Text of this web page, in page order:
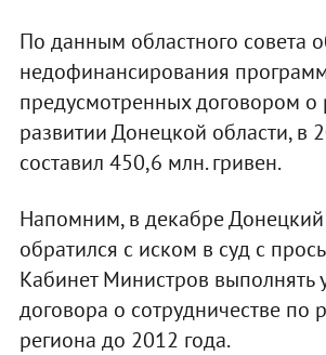
По данным областного совета
недофинансирования
предусмотренных договором о
развитии Донецкой области, в
составил 450,6 млн. гривен.
Напомним, в декабре Донецкий
обратился с иском в суд с
Кабинет Министров выполнять
договора о сотрудничестве по
региона до 2012 года.